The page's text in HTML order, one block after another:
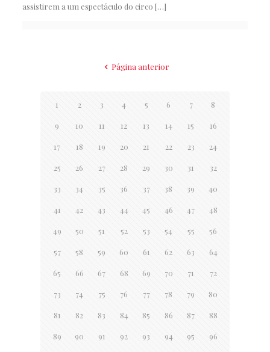
assistirem a um espectáculo do circo […]
Página anterior
1 2 3 4 5 6 7 8
9 10 11 12 13 14 15 16
17 18 19 20 21 22 23 24
25 26 27 28 29 30 31 32
33 34 35 36 37 38 39 40
41 42 43 44 45 46 47 48
49 50 51 52 53 54 55 56
57 58 59 60 61 62 63 64
65 66 67 68 69 70 71 72
73 74 75 76 77 78 79 80
81 82 83 84 85 86 87 88
89 90 91 92 93 94 95 96